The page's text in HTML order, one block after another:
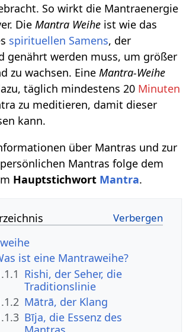
So wirkt die Mantraenergie
DieMantra Weihe ist wie das
spirituellen Samens, der
genährt werden muss, um größer
zu wachsen. EineMantra-Weihe
täglich mindestens 20 Minuten
zu meditieren, damit dieser
kann.
über Mantras und zur
Mantras folge dem
Hauptstichwort Mantra.
ist eine Mantraweihe?
Rishi, der Seher, die
Traditionslinie
Mātrā, der Klang
Bīja, die Essenz des